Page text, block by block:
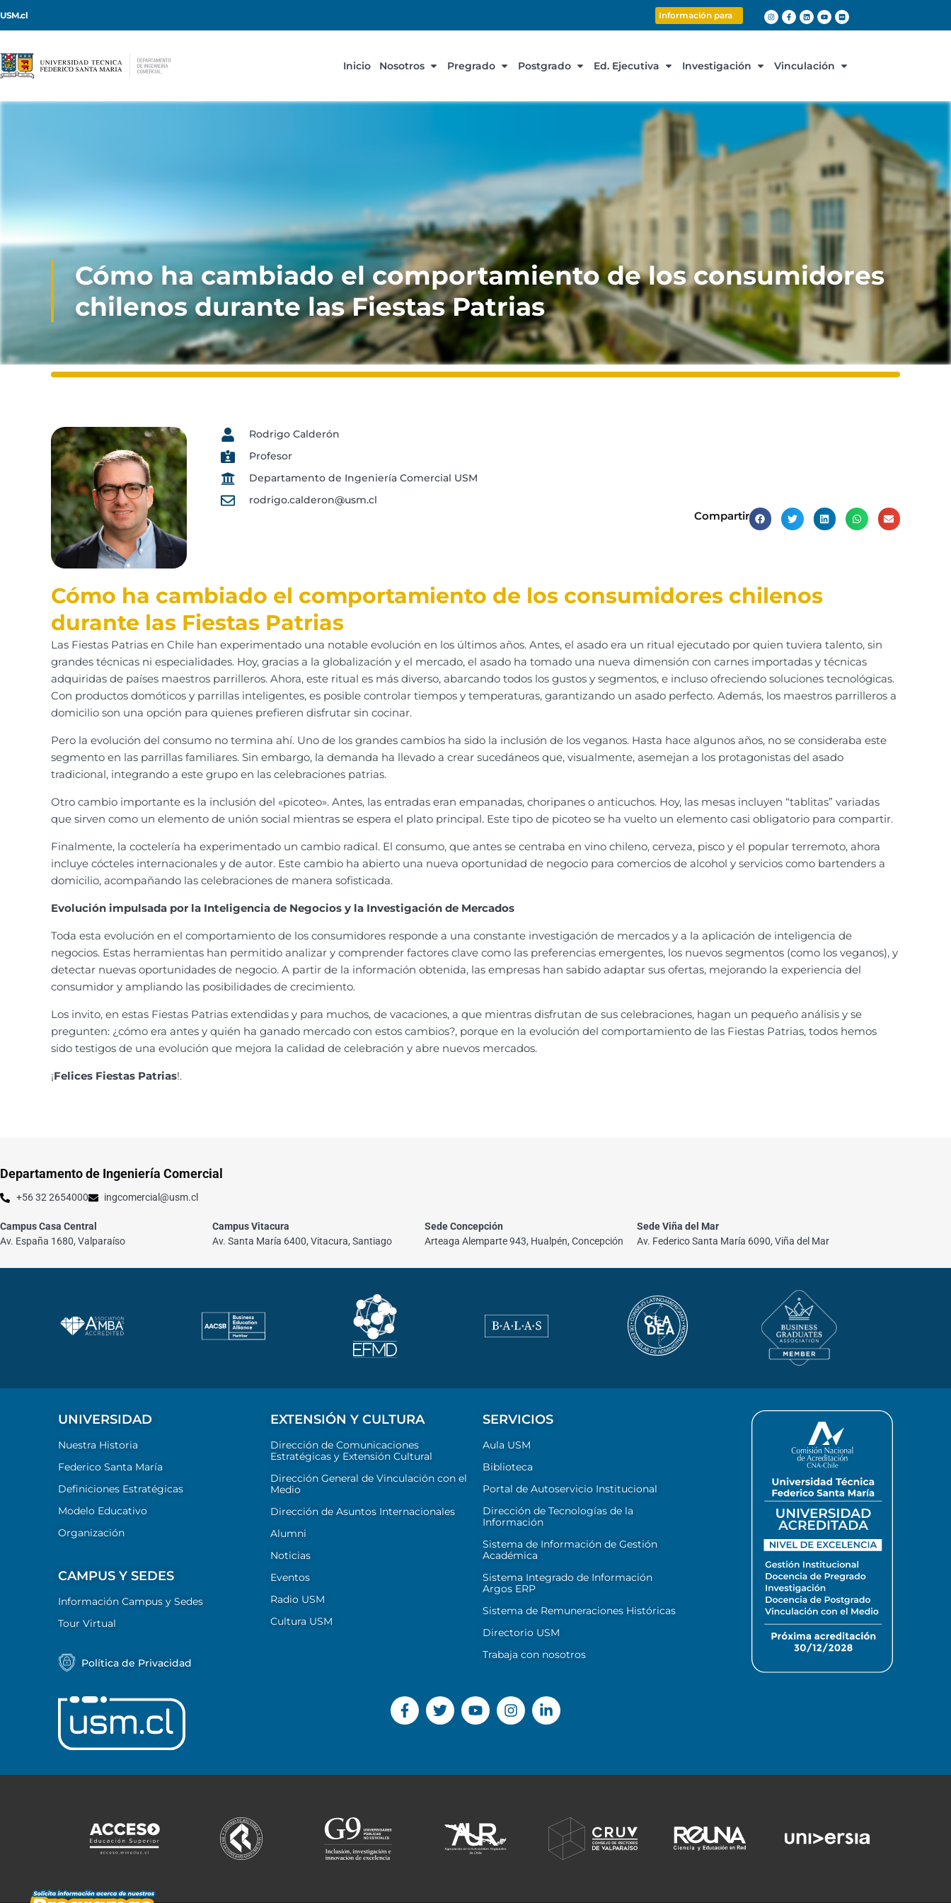
USM.cl Información para
Inicio Nosotros Pregrado Postgrado Ed. Ejecutiva Investigación Vinculación
Cómo ha cambiado el comportamiento de los consumidores
chilenos durante las Fiestas Patrias
Rodrigo Calderón
Profesor
Departamento de Ingeniería Comercial USM
rodrigo.calderon@usm.cl
Compartir
Cómo ha cambiado el comportamiento de los consumidores chilenos
durante las Fiestas Patrias
Las Fiestas Patrias en Chile han experimentado una notable evolución en los últimos años. Antes, el asado era un ritual ejecutado por quien tuviera talento, sin
grandes técnicas ni especialidades. Hoy, gracias a la globalización y el mercado, el asado ha tomado una nueva dimensión con carnes importadas y técnicas
adquiridas de países maestros parrilleros. Ahora, este ritual es más diverso, abarcando todos los gustos y segmentos, e incluso ofreciendo soluciones tecnológicas.
Con productos domóticos y parrillas inteligentes, es posible controlar tiempos y temperaturas, garantizando un asado perfecto. Además, los maestros parrilleros a
domicilio son una opción para quienes prefieren disfrutar sin cocinar.
Pero la evolución del consumo no termina ahí. Uno de los grandes cambios ha sido la inclusión de los veganos. Hasta hace algunos años, no se consideraba este
segmento en las parrillas familiares. Sin embargo, la demanda ha llevado a crear sucedáneos que, visualmente, asemejan a los protagonistas del asado
tradicional, integrando a este grupo en las celebraciones patrias.
Otro cambio importante es la inclusión del «picoteo». Antes, las entradas eran empanadas, choripanes o anticuchos. Hoy, las mesas incluyen “tablitas” variadas
que sirven como un elemento de unión social mientras se espera el plato principal. Este tipo de picoteo se ha vuelto un elemento casi obligatorio para compartir.
Finalmente, la coctelería ha experimentado un cambio radical. El consumo, que antes se centraba en vino chileno, cerveza, pisco y el popular terremoto, ahora
incluye cócteles internacionales y de autor. Este cambio ha abierto una nueva oportunidad de negocio para comercios de alcohol y servicios como bartenders a
domicilio, acompañando las celebraciones de manera sofisticada.
Evolución impulsada por la Inteligencia de Negocios y la Investigación de Mercados
Toda esta evolución en el comportamiento de los consumidores responde a una constante investigación de mercados y a la aplicación de inteligencia de
negocios. Estas herramientas han permitido analizar y comprender factores clave como las preferencias emergentes, los nuevos segmentos (como los veganos), y
detectar nuevas oportunidades de negocio. A partir de la información obtenida, las empresas han sabido adaptar sus ofertas, mejorando la experiencia del
consumidor y ampliando las posibilidades de crecimiento.
Los invito, en estas Fiestas Patrias extendidas y para muchos, de vacaciones, a que mientras disfrutan de sus celebraciones, hagan un pequeño análisis y se
pregunten: ¿cómo era antes y quién ha ganado mercado con estos cambios?, porque en la evolución del comportamiento de las Fiestas Patrias, todos hemos
sido testigos de una evolución que mejora la calidad de celebración y abre nuevos mercados.
¡Felices Fiestas Patrias!.
Departamento de Ingeniería Comercial
+56 32 2654000 ingcomercial@usm.cl
Campus Casa Central
Av. España 1680, Valparaíso
Campus Vitacura
Av. Santa María 6400, Vitacura, Santiago
Sede Concepción
Arteaga Alemparte 943, Hualpén, Concepción
Sede Viña del Mar
Av. Federico Santa María 6090, Viña del Mar
UNIVERSIDAD
Nuestra Historia
Federico Santa María
Definiciones Estratégicas
Modelo Educativo
Organización
CAMPUS Y SEDES
Información Campus y Sedes
Tour Virtual
Política de Privacidad
EXTENSIÓN Y CULTURA
Dirección de Comunicaciones
Estratégicas y Extensión Cultural
Dirección General de Vinculación con el
Medio
Dirección de Asuntos Internacionales
Alumni
Noticias
Eventos
Radio USM
Cultura USM
SERVICIOS
Aula USM
Biblioteca
Portal de Autoservicio Institucional
Dirección de Tecnologías de la
Información
Sistema de Información de Gestión
Académica
Sistema Integrado de Información
Argos ERP
Sistema de Remuneraciones Históricas
Directorio USM
Trabaja con nosotros